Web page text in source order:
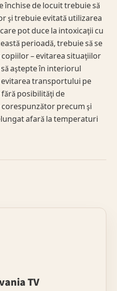
închise de locuit trebuie să
şi trebuie evitată utilizarea
pot duce la intoxicaţii cu
perioadă, trebuie să se
– evitarea situaţiilor
aştepte în interiorul
transportului pe
posibilităţi de
precum şi
afară la temperaturi
TV